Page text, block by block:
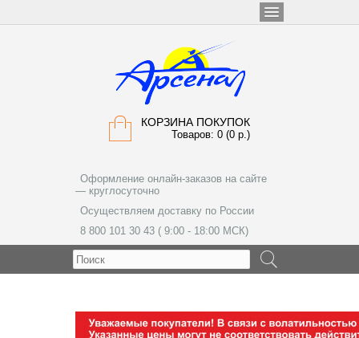
КОРЗИНА ПОКУПОК
Товаров: 0 (0 р.)
Оформление онлайн-заказов на сайте
— круглосуточно
Осуществляем доставку по России
8 800 101 30 43 ( 9:00 - 18:00 МСК)